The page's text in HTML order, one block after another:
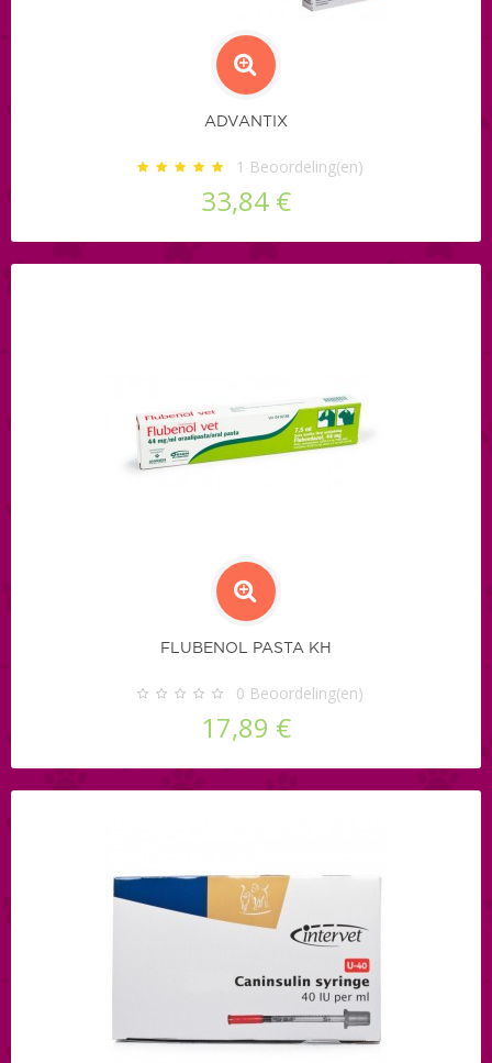
ADVANTIX
1 Beoordeling(en)
33,84 €
FLUBENOL PASTA KH
0 Beoordeling(en)
17,89 €